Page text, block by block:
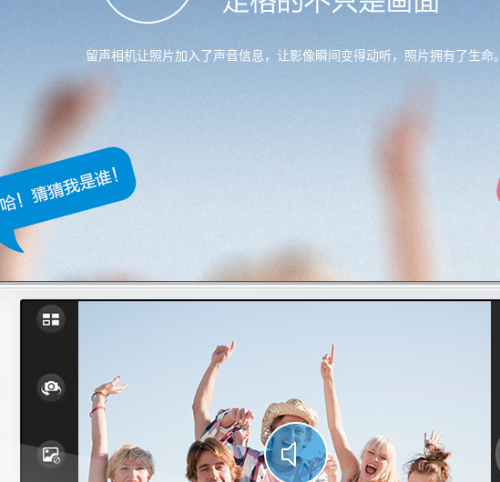
留声相机让照片加入了声音信息，让影像瞬间变得动听，照片拥有了生命